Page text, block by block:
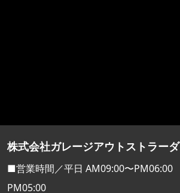
株式会社ガレージアウトストラーダ
■営業時間／平日 AM09:00〜PM06:00
PM05:00